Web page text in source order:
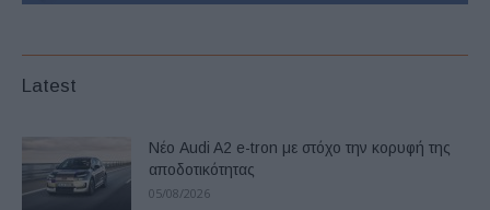
Latest
Νέο Audi A2 e-tron με στόχο την κορυφή της
αποδοτικότητας
05/08/2026